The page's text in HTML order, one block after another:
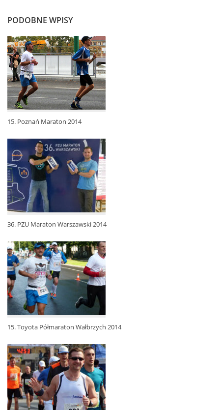
PODOBNE WPISY
15. Poznań Maraton 2014
36. PZU Maraton Warszawski 2014
15. Toyota Półmaraton Wałbrzych 2014